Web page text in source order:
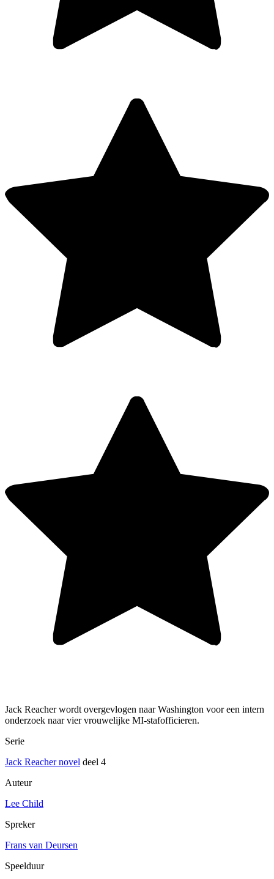
Jack Reacher wordt overgevlogen naar Washington voor een intern
onderzoek naar vier vrouwelijke MI-stafofficieren.
Serie
Jack Reacher novel deel 4
Auteur
Lee Child
Spreker
Frans van Deursen
Speelduur